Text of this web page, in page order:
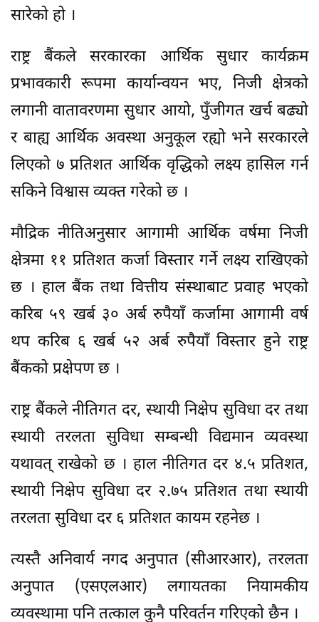
सारेको हो ।
राष्ट्र बैंकले सरकारका आर्थिक सुधार कार्यक्रम
प्रभावकारी रूपमा कार्यान्वयन भए, निजी क्षेत्रको
लगानी वातावरणमा सुधार आयो, पुँजीगत खर्च बढ्यो
र बाह्य आर्थिक अवस्था अनुकूल रह्यो भने सरकारले
लिएको ७ प्रतिशत आर्थिक वृद्धिको लक्ष्य हासिल गर्न
सकिने विश्वास व्यक्त गरेको छ ।
मौद्रिक नीतिअनुसार आगामी आर्थिक वर्षमा निजी
क्षेत्रमा ११ प्रतिशत कर्जा विस्तार गर्ने लक्ष्य राखिएको
छ । हाल बैंक तथा वित्तीय संस्थाबाट प्रवाह भएको
करिब ५९ खर्ब ३० अर्ब रुपैयाँ कर्जामा आगामी वर्ष
थप करिब ६ खर्ब ५२ अर्ब रुपैयाँ विस्तार हुने राष्ट्र
बैंकको प्रक्षेपण छ ।
राष्ट्र बैंकले नीतिगत दर, स्थायी निक्षेप सुविधा दर तथा
स्थायी तरलता सुविधा सम्बन्धी विद्यमान व्यवस्था
यथावत् राखेको छ । हाल नीतिगत दर ४.५ प्रतिशत,
स्थायी निक्षेप सुविधा दर २.७५ प्रतिशत तथा स्थायी
तरलता सुविधा दर ६ प्रतिशत कायम रहनेछ ।
त्यस्तै अनिवार्य नगद अनुपात (सीआरआर), तरलता
अनुपात (एसएलआर) लगायतका नियामकीय
व्यवस्थामा पनि तत्काल कुनै परिवर्तन गरिएको छैन ।